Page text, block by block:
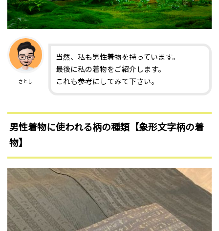
さとし
当然、私も男性着物を持っています。
最後に私の着物をご紹介します。
これも参考にしてみて下さい。
男性着物に使われる柄の種類【象形文字柄の着
物】